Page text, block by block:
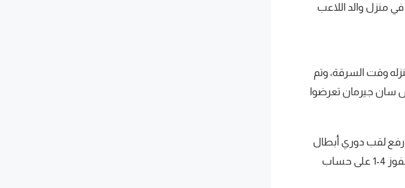
منزل والد اللاعب
وقت السرقة، وتم
سان جيرمان تعرضوا
الفرنسي، كما أنه رفع لقب دوري أبطال
أوروبا مع ريال مدريد في عام 2014 بقيادة المدرب الإيطالي كارلو أنشيلوتي وذلك بالفوز 4-1 على حساب